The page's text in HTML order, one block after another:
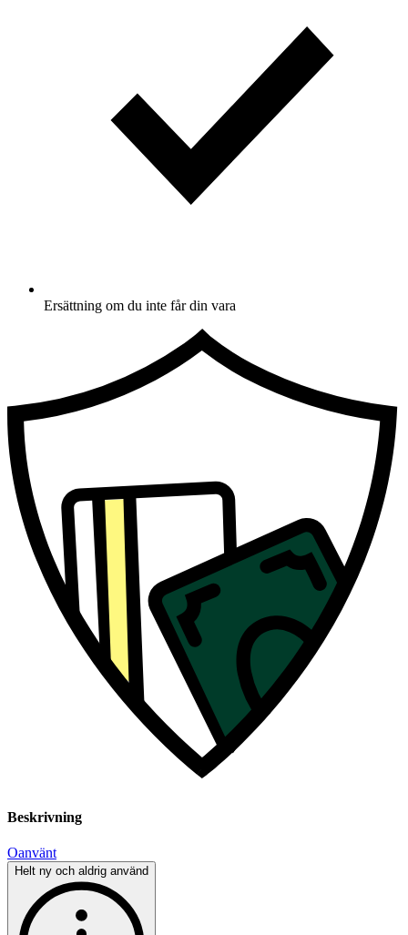
Ersättning om du inte får din vara
Beskrivning
Oanvänt
Helt ny och aldrig använd